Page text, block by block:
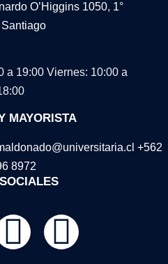
O’Higgins 1050, 1°
a 19:00 Viernes: 10:00 a
MAYORISTA
+562
8972